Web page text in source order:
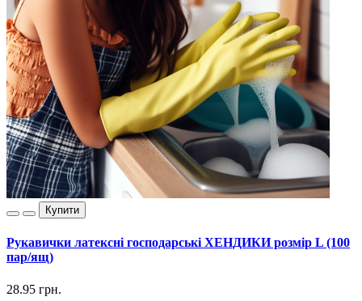
Купити
Рукавички латексні господарські ХЕНДИКИ розмір L (100
пар/ящ)
28.95 грн.